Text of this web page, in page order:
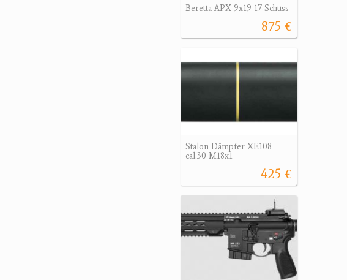
Beretta APX 9x19 17-Schuss
875 €
Stalon Dämpfer XE108
cal.30 M18x1
425 €